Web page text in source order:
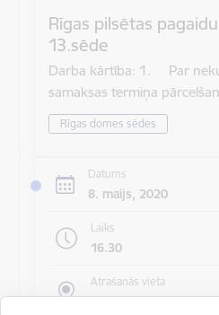
Rīgas pilsētas
13.sēde
Darba kārtība: 1. Par
samaksas termiņa
Rīgas domes sēdes
Datums
8. maijs, 2020
Laiks
16.30
Atrašanās vieta
Rīgas domes sēžu zāle